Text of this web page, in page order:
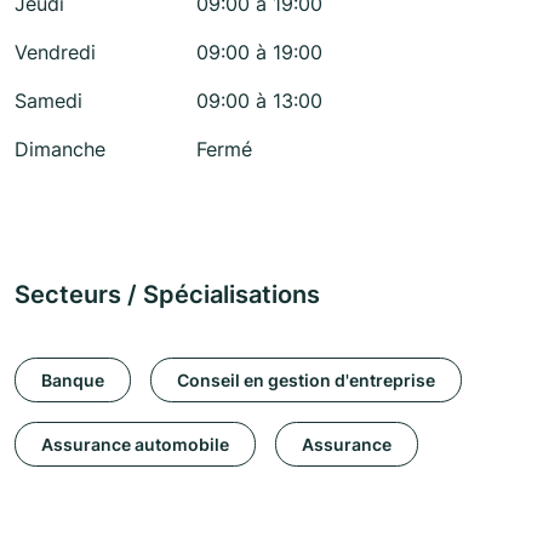
Vendredi
09:00 à 19:00
Samedi
09:00 à 13:00
Dimanche
Fermé
Secteurs / Spécialisations
Banque Conseil en gestion d'entreprise
Assurance automobile Assurance